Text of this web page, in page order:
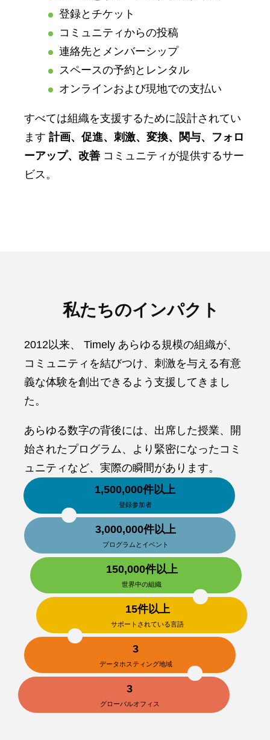
登録とチケット
コミュニティからの投稿
連絡先とメンバーシップ
スペースの予約とレンタル
オンラインおよび現地での支払い
すべては組織を支援するために設計されてい
ます 計画、促進、刺激、変換、関与、フォロ
ーアップ、改善 コミュニティが提供するサー
ビス。
私たちのインパクト
2012以来、 Timely あらゆる規模の組織が、
コミュニティを結びつけ、刺激を与える有意
義な体験を創出できるよう支援してきまし
た。
あらゆる数字の背後には、出席した授業、開
始されたプログラム、より緊密になったコミ
ュニティなど、実際の瞬間があります。
1,500,000件以上
登録参加者
3,000,000件以上
プログラムとイベント
150,000件以上
世界中の組織
15件以上
サポートされている言語
3
データホスティング地域
3
グローバルオフィス